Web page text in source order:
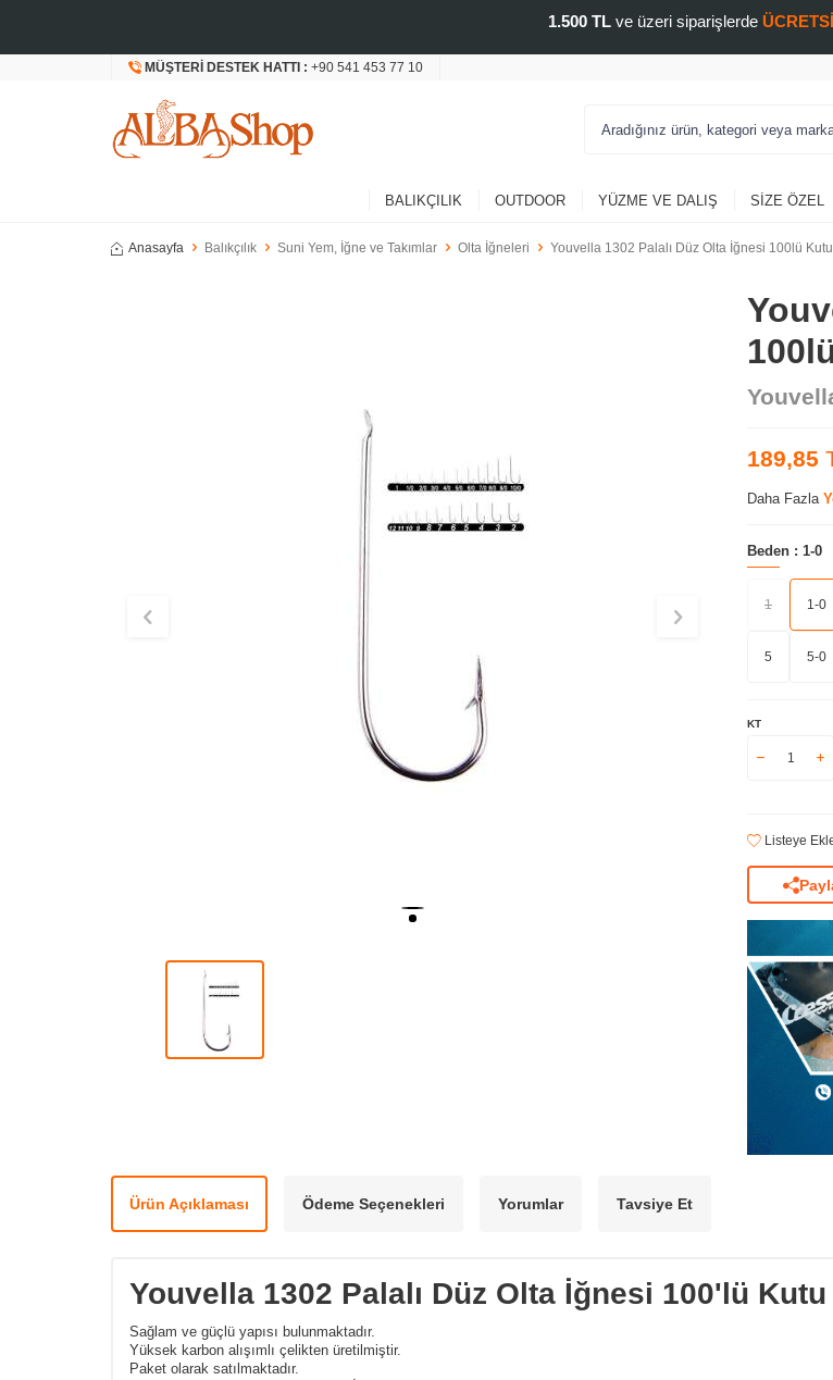
1.500 TLve üzeri siparişlerde
MÜŞTERI DESTEK HATTI : +90 541 453 77 10
BALIKÇILIK OUTDOOR YÜZME VE DALIŞ SIZE ÖZEL
Anasayfa Balıkçılık Suni Yem, İğne ve Takımlar Olta İğneleri Youvella 1302 Palalı Düz Olta İğnesi 100lü Kutu
189,85
Daha Fazla
Beden : 1-0
1 1-0
5 5-0
KT
Listeye
Ürün Açıklaması Ödeme Seçenekleri Yorumlar Tavsiye Et
Youvella 1302 Palalı Düz Olta İğnesi 100'lü
Sağlam ve güçlü yapısı bulunmaktadır.
Yüksek karbon alışımlı çelikten üretilmiştir.
Paket olarak satılmaktadır.